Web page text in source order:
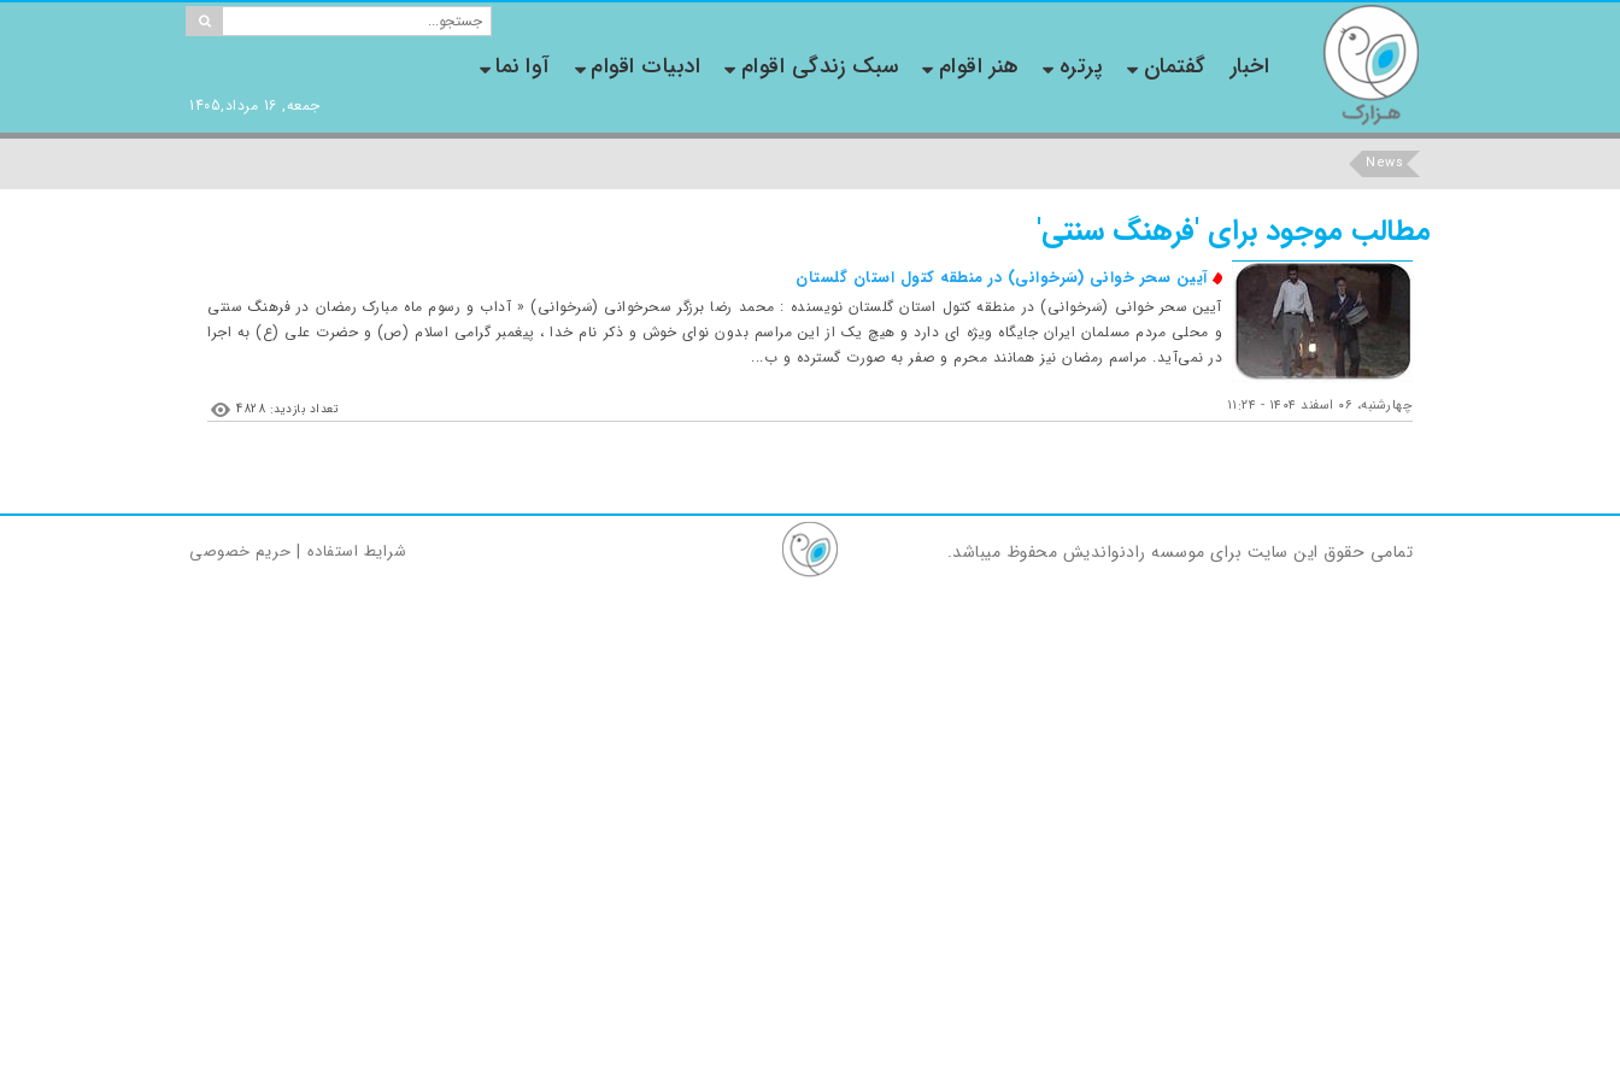
جمعه, 16 مرداد,1405
اخبار گفتمان پرتره هنر اقوام سبک زندگی اقوام ادبیات اقوام آوا نما
News
مطالب موجود برای 'فرهنگ سنتی'
آیین سحر خوانی (سَرخوانی) در منطقه کتول استان گلستان
آیین سحر خوانی (سَرخوانی) در منطقه کتول استان گلستان نویسنده : محمد رضا برزگر سحرخوانی (سَرخوانی) « آداب و رسوم ماه مبارک رمضان در فرهنگ سنتی
و محلی مردم مسلمان ایران جایگاه ویژه ای دارد و هیچ یک از این مراسم بدون نوای خوش و ذکر نام خدا ، پیغمبر گرامی اسلام (ص) و حضرت علی (ع) به اجرا
در نمی‌آید. مراسم رمضان نیز همانند محرم و صفر به صورت گسترده و ب...
چهارشنبه، ۰۶ اسفند ۱۴۰۴ - ۱۱:۲۴ تعداد بازدید: 4828
تمامی حقوق این سایت برای موسسه رادنواندیش محفوظ میباشد. حریم خصوصی | شرایط استفاده